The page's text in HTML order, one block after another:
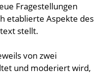
Fragestellungen
etablierte Aspekte des
stellt.
von zwei
und moderiert wird,